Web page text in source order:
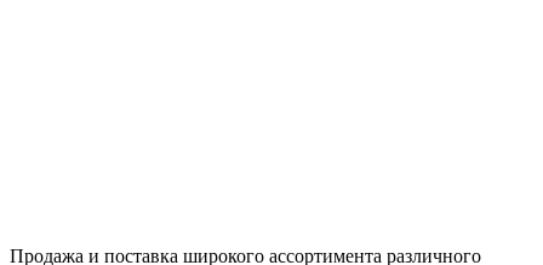
Продажа и поставка широкого ассортимента различного